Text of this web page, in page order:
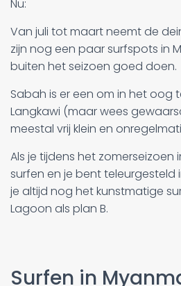
Nu:
Van juli tot maart neemt de
zijn nog een paar surfspots in
buiten het seizoen goed doen.
Sabah is er een om in het oog
Langkawi (maar wees
meestal vrij klein en
Als je tijdens het zomerseizoen
surfen en je bent teleurgesteld
je altijd nog het kunstmatige
Lagoon als plan B.
Surfen in